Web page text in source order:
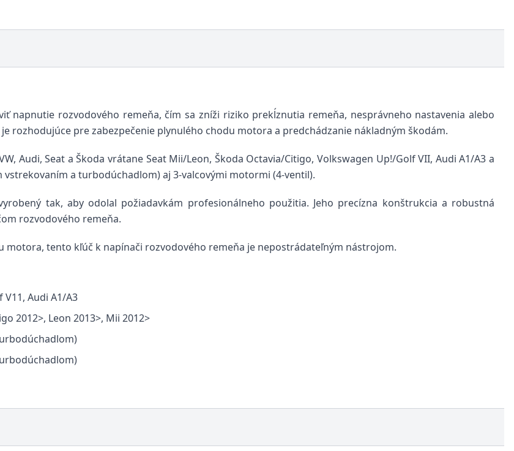
napnutie rozvodového remeňa, čím sa zníži riziko prekĺznutia remeňa, nesprávneho nastavenia alebo
rozhodujúce pre zabezpečenie plynulého chodu motora a predchádzanie nákladným škodám.
Audi, Seat a Škoda vrátane Seat Mii/Leon, Škoda Octavia/Citigo, Volkswagen Up!/Golf VII, Audi A1/A3 a
a turbodúchadlom) aj 3-valcovými motormi (4-ventil).
tak, aby odolal požiadavkám profesionálneho použitia. Jeho precízna konštrukcia a robustná
rozvodového remeňa.
tento kľúč k napínači rozvodového remeňa je nepostrádateľným nástrojom.
Audi A1/A3
2012>, Leon 2013>, Mii 2012>